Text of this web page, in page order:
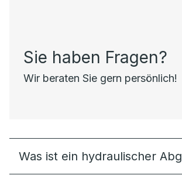
Sie haben Fragen?
Wir beraten Sie gern persönlich!
Was ist ein hydraulischer